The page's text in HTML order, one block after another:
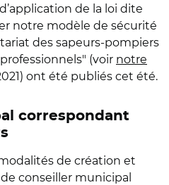
de la loi dite
notre modèle de sécurité
des sapeurs-pompiers
(voir notre
ont été publiés cet été.
correspondant
de création et
conseiller municipal